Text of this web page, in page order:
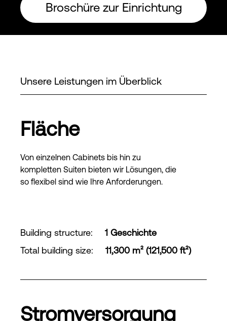
Broschüre zur Einrichtung
Unsere Leistungen im Überblick
Fläche
Von einzelnen Cabinets bis hin zu
kompletten Suiten bieten wir Lösungen, die
so flexibel sind wie Ihre Anforderungen.
Building structure:
1 Geschichte
Total building size: 11,300 m² (121,500 ft²)
Stromversorgung